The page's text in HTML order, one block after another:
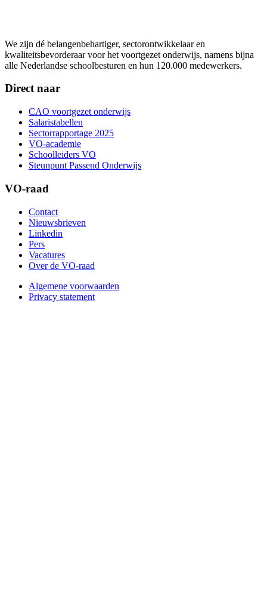
We zijn dé belangenbehartiger, sectorontwikkelaar en
kwaliteitsbevorderaar voor het voortgezet onderwijs, namens bijna
alle Nederlandse schoolbesturen en hun 120.000 medewerkers.
Direct naar
CAO voortgezet onderwijs
Salaristabellen
Sectorrapportage 2025
VO-academie
Schoolleiders VO
Steunpunt Passend Onderwijs
VO-raad
Contact
Nieuwsbrieven
Linkedin
Pers
Vacatures
Over de VO-raad
Algemene voorwaarden
Privacy statement